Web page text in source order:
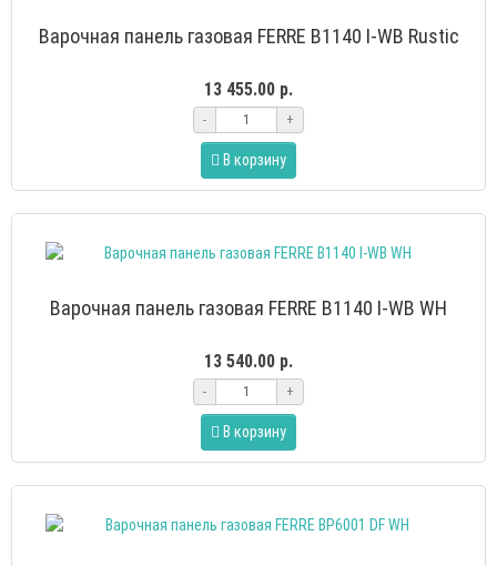
Варочная панель газовая FERRE B1140 I-WB Rustic
13 455.00 р.
- +
В корзину
Варочная панель газовая FERRE B1140 I-WB WH
13 540.00 р.
- +
В корзину